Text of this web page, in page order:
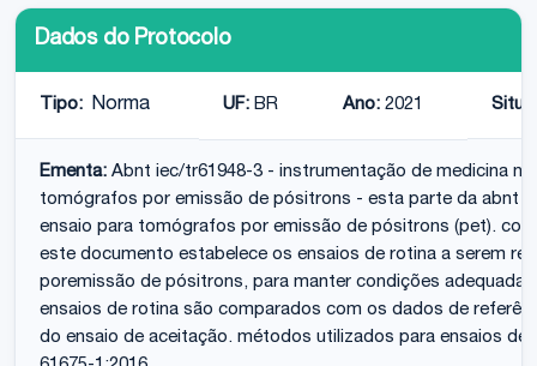
Dados do Protocolo
Tipo: Norma UF: BR Ano: 2021
Ementa: Abnt iec/tr61948-3 - instrumentação de medicina
tomógrafos por emissão de pósitrons - esta parte da abnt
ensaio para tomógrafos por emissão de pósitrons (pet).
este documento estabelece os ensaios de rotina a serem
poremissão de pósitrons, para manter condições
ensaios de rotina são comparados com os dados de
do ensaio de aceitação. métodos utilizados para ensaios de